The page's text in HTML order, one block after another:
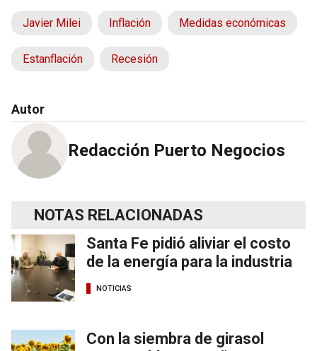
Javier Milei Inflación Medidas económicas
Estanflación Recesión
Autor
Redacción Puerto Negocios
NOTAS RELACIONADAS
Santa Fe pidió aliviar el costo
de la energía para la industria
NOTICIAS
Con la siembra de girasol